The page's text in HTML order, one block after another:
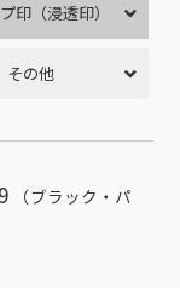
印（浸透印）
その他
（ブラック・パ